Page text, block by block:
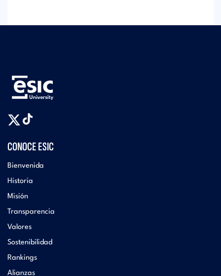
CONOCE ESIC
Bienvenida
Historia
Misión
Transparencia
Valores
Sostenibilidad
Rankings
Alianzas